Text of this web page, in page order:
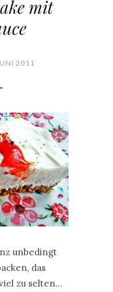
mit
2011
unbedingt
das
zu selten…